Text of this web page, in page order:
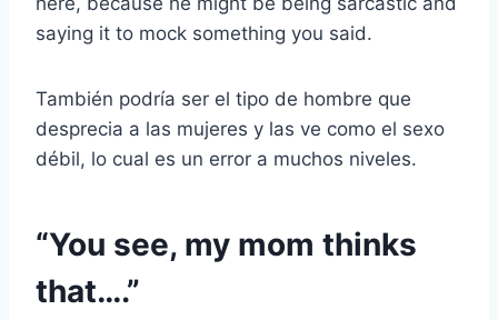
saying it to mock something you said.
También podría ser el tipo de hombre que
desprecia a las mujeres y las ve como el sexo
débil, lo cual es un error a muchos niveles.
“You see, my mom thinks
that….”